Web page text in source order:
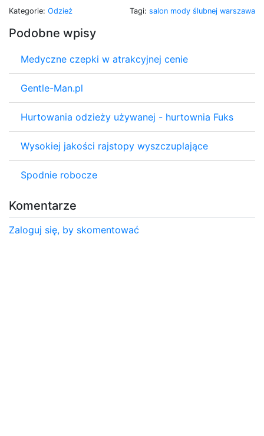
Kategorie: Odzież Tagi: salon mody ślubnej warszawa
Podobne wpisy
Medyczne czepki w atrakcyjnej cenie
Gentle-Man.pl
Hurtowania odzieży używanej - hurtownia Fuks
Wysokiej jakości rajstopy wyszczuplające
Spodnie robocze
Komentarze
Zaloguj się, by skomentować